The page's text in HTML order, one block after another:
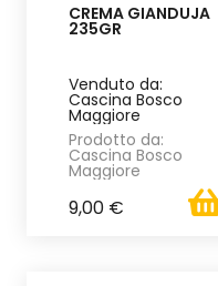
CREMA GIANDUJA
235GR
Venduto da:
Cascina Bosco
Maggiore
Prodotto da:
Cascina Bosco
Maggiore
9,00 €